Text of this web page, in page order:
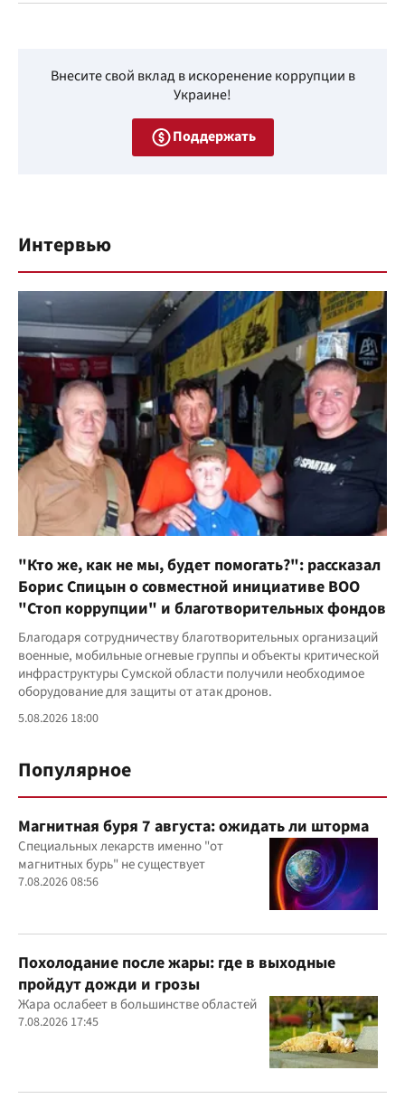
Внесите свой вклад в искоренение коррупции в
Украине!
Поддержать
Интервью
"Кто же, как не мы, будет помогать?": рассказал
Борис Спицын о совместной инициативе ВОО
"Стоп коррупции" и благотворительных фондов
Благодаря сотрудничеству благотворительных организаций
военные, мобильные огневые группы и объекты критической
инфраструктуры Сумской области получили необходимое
оборудование для защиты от атак дронов.
5.08.2026 18:00
Популярное
Магнитная буря 7 августа: ожидать ли шторма
Специальных лекарств именно "от
магнитных бурь" не существует
7.08.2026 08:56
Похолодание после жары: где в выходные
пройдут дожди и грозы
Жара ослабеет в большинстве областей
7.08.2026 17:45